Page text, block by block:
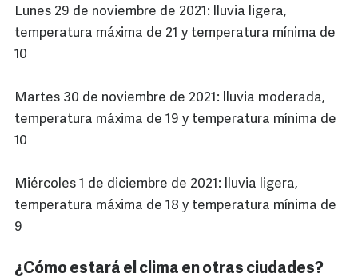
Lunes 29 de noviembre de 2021: lluvia ligera,
temperatura máxima de 21 y temperatura mínima de
10
Martes 30 de noviembre de 2021: lluvia moderada,
temperatura máxima de 19 y temperatura mínima de
10
Miércoles 1 de diciembre de 2021: lluvia ligera,
temperatura máxima de 18 y temperatura mínima de
9
¿Cómo estará el clima en otras ciudades?